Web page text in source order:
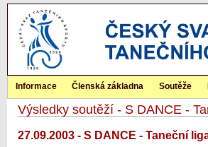
Informace Členská základna Soutěže
Výsledky soutěží - S DANCE -
27.09.2003 - S DANCE - Taneční